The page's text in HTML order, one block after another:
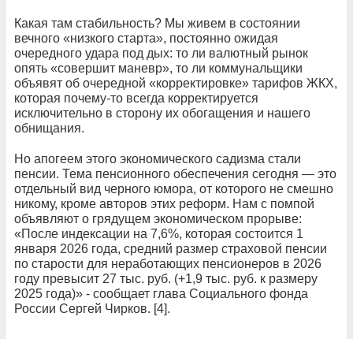
Какая там стабильность? Мы живем в состоянии
вечного «низкого старта», постоянно ожидая
очередного удара под дых: то ли валютный рынок
опять «совершит маневр», то ли коммунальщики
объявят об очередной «корректировке» тарифов ЖКХ,
которая почему-то всегда корректируется
исключительно в сторону их обогащения и нашего
обнищания.
Но апогеем этого экономического садизма стали
пенсии. Тема пенсионного обеспечения сегодня — это
отдельный вид черного юмора, от которого не смешно
никому, кроме авторов этих реформ. Нам с помпой
объявляют о грядущем экономическом прорыве:
«После индексации на 7,6%, которая состоится 1
января 2026 года, средний размер страховой пенсии
по старости для неработающих пенсионеров в 2026
году превысит 27 тыс. руб. (+1,9 тыс. руб. к размеру
2025 года)» - сообщает глава Социального фонда
России Сергей Чирков. [4].